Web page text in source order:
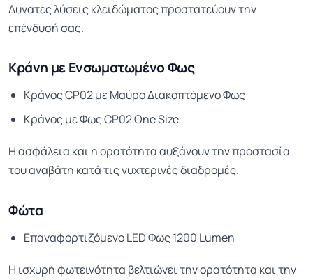
Δυνατές λύσεις κλειδώματος προστατεύουν την
επένδυσή σας.
Κράνη με Ενσωματωμένο Φως
Κράνος CP02 με Μαύρο Διακοπτόμενο Φως
Κράνος με Φως CP02 One Size
Η ασφάλεια και η ορατότητα αυξάνουν την προστασία
του αναβάτη κατά τις νυχτερινές διαδρομές.
Φώτα
Επαναφορτιζόμενο LED Φως 1200 Lumen
Η ισχυρή φωτεινότητα βελτιώνει την ορατότητα και την